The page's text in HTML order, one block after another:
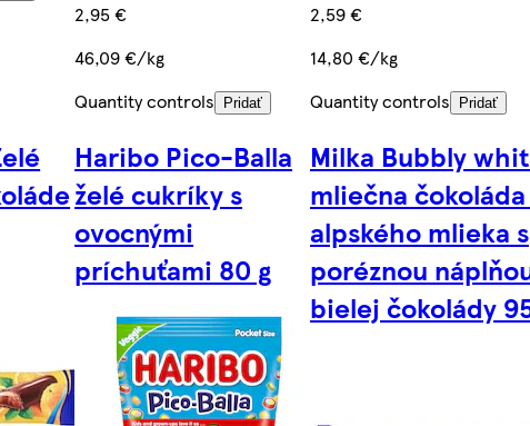
2,95 €
46,09 €/kg
Quantity controls
Pridať
2,59 €
14,80 €/kg
Quantity controls
Pridať
Haribo Pico-Balla
želé cukríky s
ovocnými
príchuťami 80 g
Milka Bubbly
mliečna
alpského mlieka s
poréznou
bielej čokolády